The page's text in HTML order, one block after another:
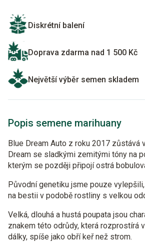
Diskrétní balení
Doprava zdarma nad 1 500 Kč
Největší výběr semen skladem
Popis semene marihuany
Blue Dream Auto z roku 2017 zůstává
Dream se sladkými zemitými tóny na
kterým se později připojí ostrá
Původní genetiku jsme pouze
na bestii v podobě rostliny s velkou
Velká, dlouhá a hustá poupata jsou
znakem této odrůdy, která rozprostírá
dálky, spíše jako obří keř než strom.